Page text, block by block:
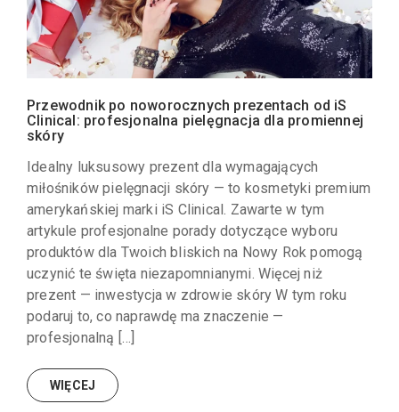
Przewodnik po noworocznych prezentach od iS
Clinical: profesjonalna pielęgnacja dla promiennej
skóry
Idealny luksusowy prezent dla wymagających
miłośników pielęgnacji skóry — to kosmetyki premium
amerykańskiej marki iS Clinical. Zawarte w tym
artykule profesjonalne porady dotyczące wyboru
produktów dla Twoich bliskich na Nowy Rok pomogą
uczynić te święta niezapomnianymi. Więcej niż
prezent — inwestycja w zdrowie skóry W tym roku
podaruj to, co naprawdę ma znaczenie —
profesjonalną […]
WIĘCEJ